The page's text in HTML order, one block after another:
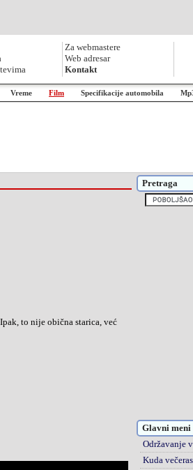
Za webmastere
Web adresar
Kontakt
Vreme Film Specifikacije automobila
to nije obična starica, već
Pretraga
Glavni meni
Održavanje
Kuda večeras